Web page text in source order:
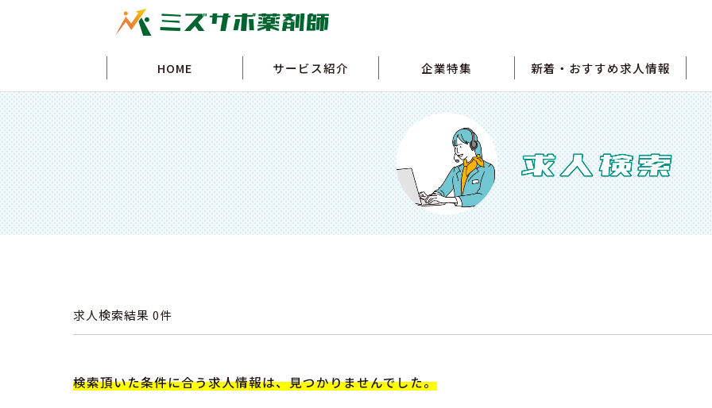
HOME サービス紹介 企業特集 新着・おすすめ求人情報
求人検索結果 0件
検索頂いた条件に合う求人情報は、見つかりませんでした。